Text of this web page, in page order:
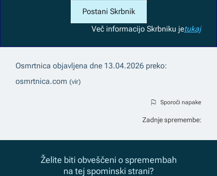
Postani Skrbnik
Več informacijo Skrbniku jetukaj
Osmrtnica objavljena dne 13.04.2026 preko:
osmrtnica.com (vir)
Sporoči napake
Zadnje spremembe:
Želite biti obveščeni o spremembah
na tej spominski strani?